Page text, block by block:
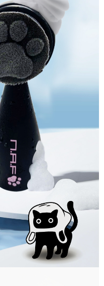
，但若您需要取消訂單，請聯絡
仍視為有效，需透過AFTEE先享
結帳頁面顯示為準，若有關於
疑問，請聯繫「AFTEE先享後付
support/home
AFTEE先享後付」服務完成之交
，並將交易相關給付款項請求債
址：
或監護人之同意方可使用
起之損失，本公司不負相關責
別帳號之用戶狀況，依本公司即
足之情形，本公司將視審查結果
註冊。若發現惡意使用之情形，
使用額度並採取法律行動。
費
費
費